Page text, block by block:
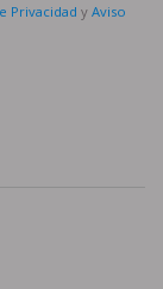
Privacidad y Aviso